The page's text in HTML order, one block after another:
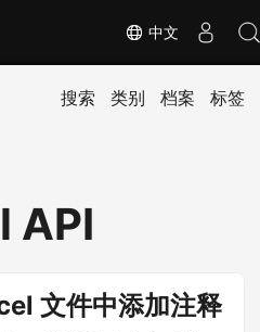
中文
搜索 类别 档案 标签
API
文件中添加注释